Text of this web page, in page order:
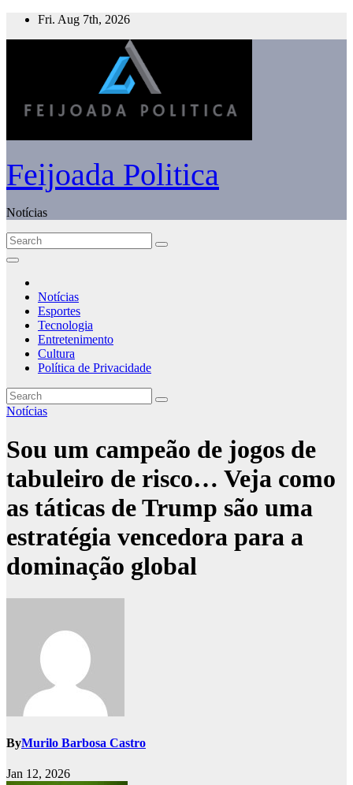
Skip
Fri. Aug 7th, 2026
Feijoada Politica
Notícias
Notícias
Esportes
Tecnologia
Entretenimento
Cultura
Política de Privacidade
Notícias
Sou um campeão de jogos de
tabuleiro de risco… Veja como
as táticas de Trump são uma
estratégia vencedora para a
dominação global
ByMurilo Barbosa Castro
Jan 12, 2026